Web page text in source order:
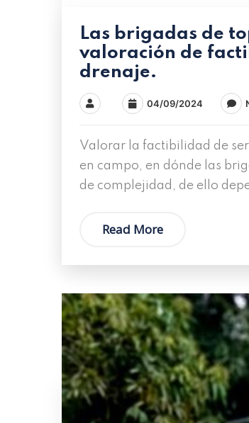
Las brigadas de
valoración de
drenaje.
04/09/2024
Valorar la factibilidad de
en campo, en dónde las
de complejidad, de ello
Read More